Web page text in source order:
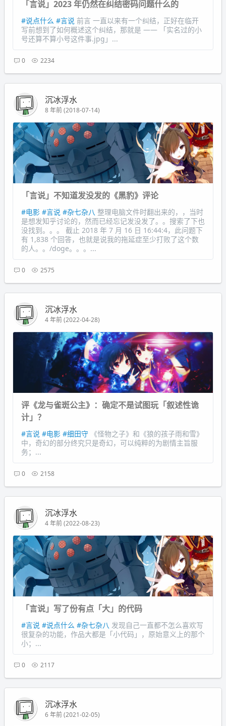
「言说」2023 年仍然在纠结密码问题什么的
#说点什么 #言说 前言 一直以来有一个纠结，正好在临开
写前想到了如何概述这个纠结，那就是 —— 「实名过的小
号还算不算小号这件事.jpg」...
0 2234
沉冰浮水
8 年前 (2018-07-14)
「言说」不知道发没发的《黑豹》评论
#电影 #言说 #杂七杂八 整理电脑文件时翻出来的，，当时
是想发知乎讨论的，然而已经忘记发没发了。。搜索了下也
没找到。。。 截止 2018 年 7 月 16 日 16:44:4，此问题下
有 1,838 个回答，也就是说我的拖延症至少打败了这个数
的人。。/doge。。。...
0 2575
沉冰浮水
4 年前 (2022-04-28)
评《龙与雀斑公主》：确定不是试图玩「叙述性诡
计」？
#言说 #电影 #细田守
《怪物之子》和《狼的孩子雨和雪》
中，奇幻的部分终究只是奇幻，可以纯粹的为剧情主旨服
务；...
0 2158
沉冰浮水
4 年前 (2022-08-23)
「言说」写了份有点「大」的代码
#言说 #说点什么 #杂七杂八 发现自己一直都不怎么喜欢写
很复杂的功能，作品大都是「小代码」，原始意义上的那个
小；...
0 2117
沉冰浮水
6 年前 (2021-02-05)